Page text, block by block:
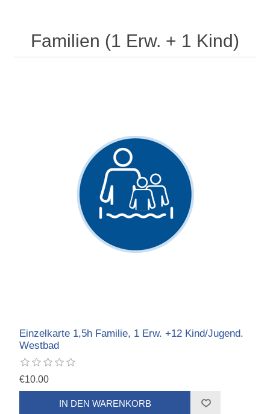
Familien (1 Erw. + 1 Kind)
Einzelkarte 1,5h Familie, 1 Erw. +12 Kind/Jugend.
Westbad
€10.00